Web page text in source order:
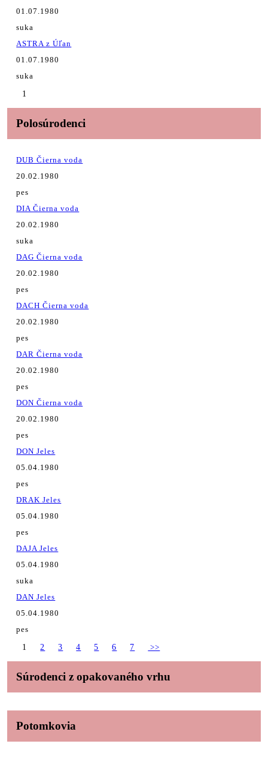
01.07.1980
suka
ASTRA z Úľan
01.07.1980
suka
1
Polosúrodenci
DUB Čierna voda
20.02.1980
pes
DIA Čierna voda
20.02.1980
suka
DAG Čierna voda
20.02.1980
pes
DACH Čierna voda
20.02.1980
pes
DAR Čierna voda
20.02.1980
pes
DON Čierna voda
20.02.1980
pes
DON Jeles
05.04.1980
pes
DRAK Jeles
05.04.1980
pes
DAJA Jeles
05.04.1980
suka
DAN Jeles
05.04.1980
pes
1
2 3 4 5 6 7 >>
Súrodenci z opakovaného vrhu
Potomkovia